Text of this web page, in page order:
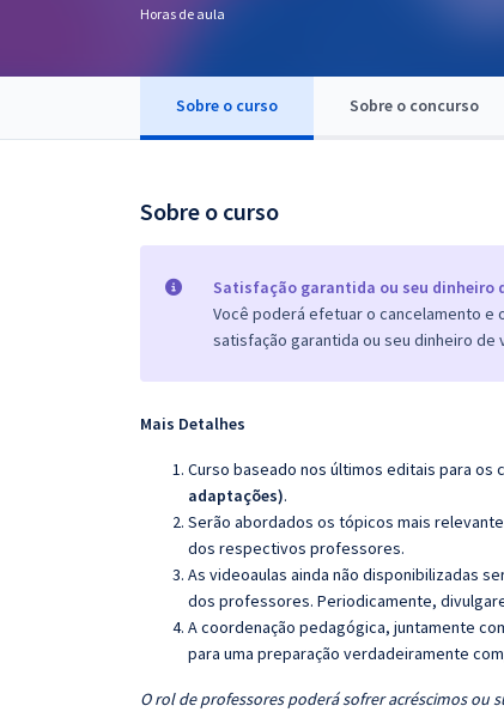
OAB
Questões grátis
Conteúdo gratuito
Horas de aula
Sobre o curso Sobre o concurso
Sobre o curso
Satisfação garantida ou seu dinheiro
Você poderá efetuar o cancelamento e
satisfação garantida ou seu dinheiro de
Mais Detalhes
Curso baseado nos últimos editais para os
adaptações).
Serão abordados os tópicos mais
dos respectivos professores.
As videoaulas ainda não disponibilizadas
dos professores. Periodicamente,
A coordenação pedagógica, juntamente
para uma preparação verdadeiramente
O rol de professores poderá sofrer acréscimos ou